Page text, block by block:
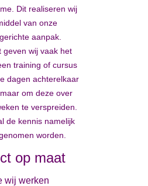
Dit realiseren wij
van onze
aanpak.
geven wij vaak het
training of cursus
dagen achterelkaar
om deze over
te verspreiden.
de kennis namelijk
worden.
op maat
wij werken